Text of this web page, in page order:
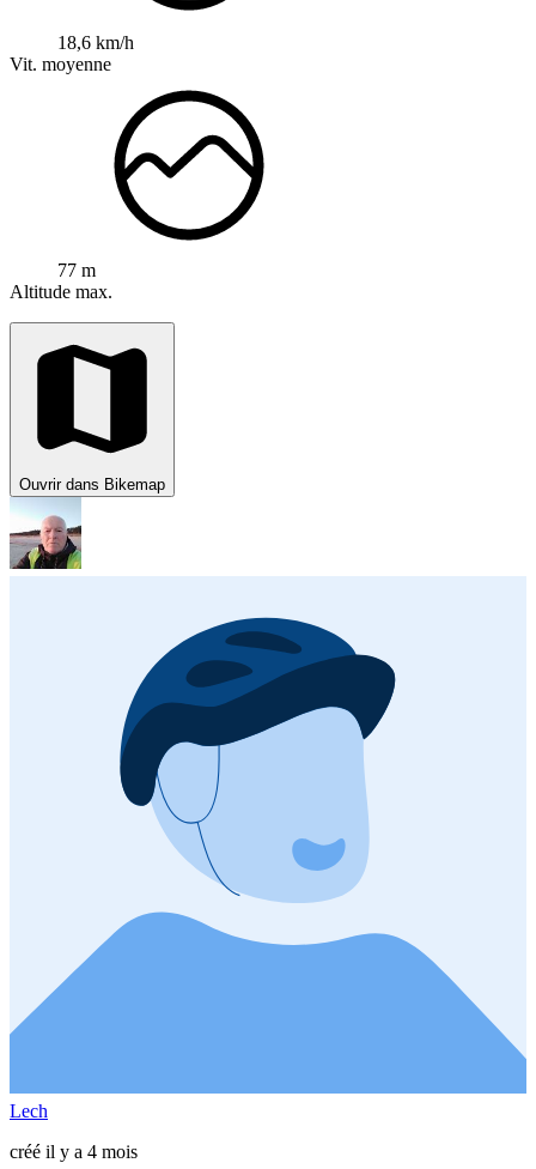
18,6 km/h
Vit. moyenne
77 m
Altitude max.
Ouvrir dans Bikemap
Lech
créé il y a 4 mois